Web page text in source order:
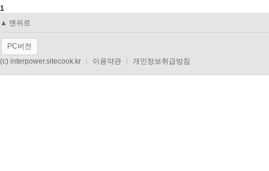
1
▲ 맨위로
PC버전
(c) interpower.sitecook.kr
이용약관 개인정보취급방침